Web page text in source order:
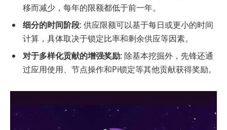
移而减少，每年的限额都低于前一年。
细分的时间阶段: 供应限额可以基于每日或更小的时间
计算，具体取决于锁定比率和剩余供应等因素。
对于多样化贡献的增强奖励: 除基本挖掘外，先锋还通
过应用使用、节点操作和Pi锁定等其他贡献获得奖励。